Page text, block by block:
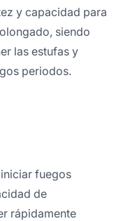
y capacidad para
siendo
las estufas y
periodos.
fuegos
de
rápidamente